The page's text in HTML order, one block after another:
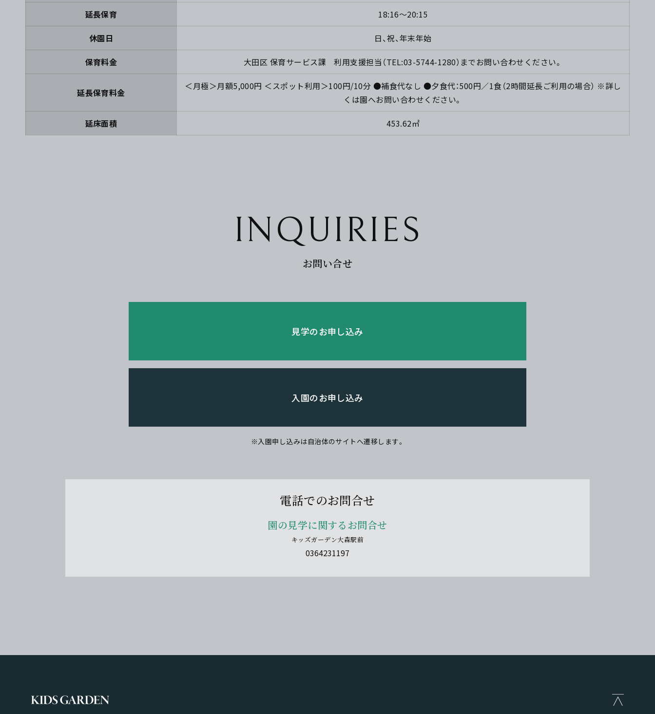
延長保育 18:16～20:15
休園日 日、祝、年末年始
保育料金 大田区 保育サービス課 利用支援担当（TEL:03-5744-1280）までお問い合わせください。
延長保育料金
＜月極＞月額5,000円 ＜スポット利用＞100円/10分 ●補食代なし ●夕食代：500円／1食（2時間延長ご利用の場合） ※詳し
くは園へお問い合わせください。
延床面積 453.62㎡
INQUIRIES
お問い合せ
見学のお申し込み
入園のお申し込み
※入園申し込みは自治体のサイトへ遷移します。
電話でのお問合せ
園の見学に関するお問合せ
キッズガーデン大森駅前
0364231197